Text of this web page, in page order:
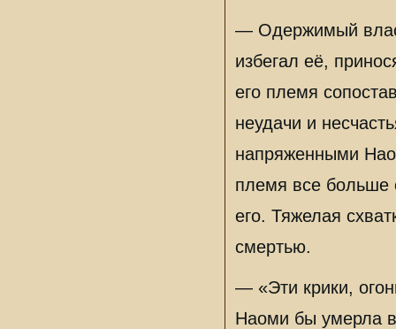
— Одержимый
избегал её,
его племя
неудачи и
напряженными
племя все больше
его. Тяжелая
смертью.
— «Эти крики,
Наоми бы умерла